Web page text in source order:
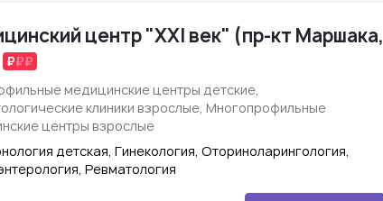
центр "XXI век" (пр-кт Маршака,
медицинские центры детские,
клиники взрослые, Многопрофильные
центры взрослые
детская, Гинекология, Оториноларингология,
Ревматология